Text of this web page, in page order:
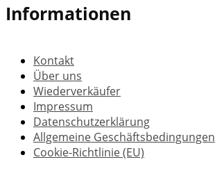
Informationen
Kontakt
Über uns
Wiederverkäufer
Impressum
Datenschutzerklärung
Allgemeine Geschäftsbedingungen
Cookie-Richtlinie (EU)